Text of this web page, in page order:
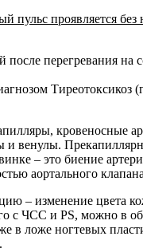
пульс проявляется без
после перегревания на
Тиреотоксикоз
кровеносные
и венулы.
– это биение
аортального
– изменение цвета
с ЧСС и PS, можно в
в ложе ногтевых